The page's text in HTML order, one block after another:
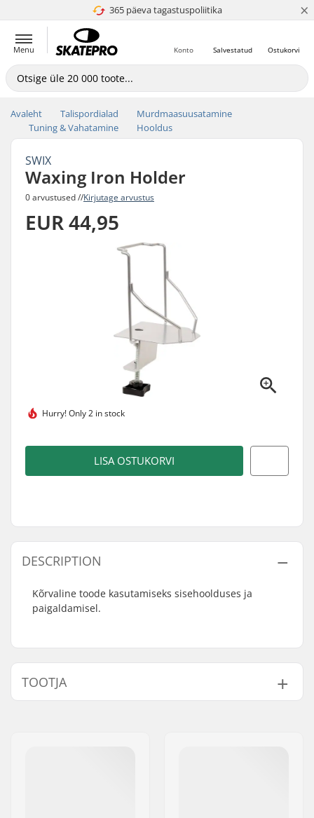
365 päeva tagastuspoliitika
4.8 paljaks 5 ×
Menu Ostukorvi
Salvestatud
Konto
Avaleht Talispordialad
Murdmaasuusatamine
Tuning & Vahatamine
Hooldus
SWIX
Waxing Iron Holder
0 arvustused //Kirjutage arvustus
EUR 44,95
Hurry!Only 2 in stock
LISA OSTUKORVI
DESCRIPTION
Kõrvaline toode kasutamiseks sisehoolduses ja
paigaldamisel.
TOOTJA